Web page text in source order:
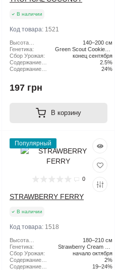
В наличии
Код товара: 1521
Высота
растения:
140–200 см
Генетика:
Green Scout Cookies x
Tangie
Сбор Урожая:
конец сентября
Содержание
CBD:
2.5%
Содержание
24%
197 грн
В корзину
Популярный
0
STRAWBERRY FERRY
В наличии
Код товара: 1518
Высота
растения:
180–210 см
Генетика:
Strawberry Cream Pie
x Original Haze
Сбор Урожая:
начало октября
Содержание
CBD:
2%
Содержание
19–24%